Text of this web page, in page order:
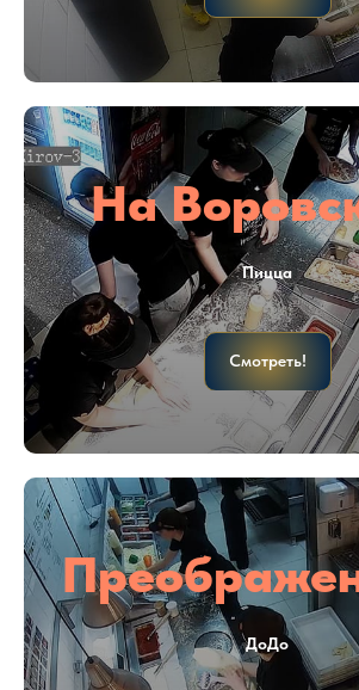
На
Пицца
Смотреть!
ДоДо